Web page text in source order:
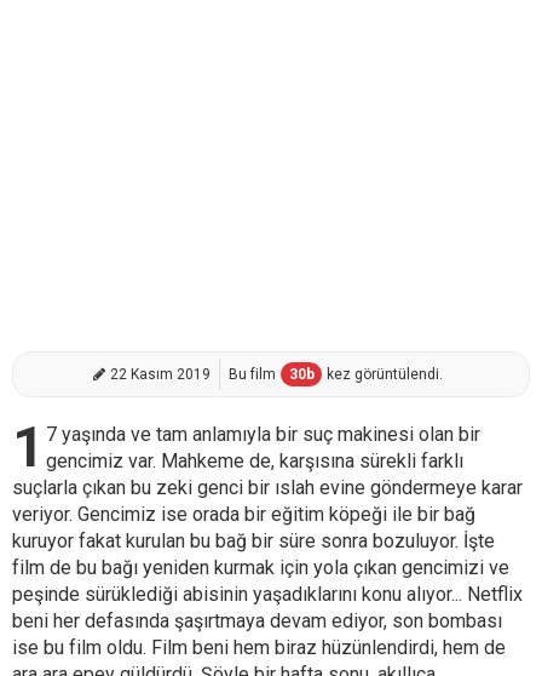
22 Kasım 2019 Bu film 30b kez görüntülendi.
1 7 yaşında ve tam anlamıyla bir suç makinesi olan bir
gencimiz var. Mahkeme de, karşısına sürekli farklı
suçlarla çıkan bu zeki genci bir ıslah evine göndermeye karar
veriyor. Gencimiz ise orada bir eğitim köpeği ile bir bağ
kuruyor fakat kurulan bu bağ bir süre sonra bozuluyor. İşte
film de bu bağı yeniden kurmak için yola çıkan gencimizi ve
peşinde sürüklediği abisinin yaşadıklarını konu alıyor... Netflix
beni her defasında şaşırtmaya devam ediyor, son bombası
ise bu film oldu. Film beni hem biraz hüzünlendirdi, hem de